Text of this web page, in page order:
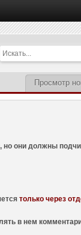
Просмотр
но они должны
только через
в нем